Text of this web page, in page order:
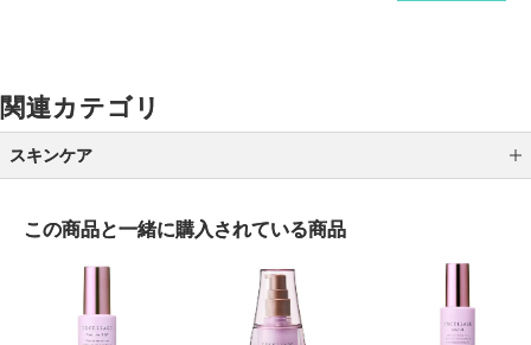
関連カテゴリ
スキンケア
この商品と一緒に購入されている商品